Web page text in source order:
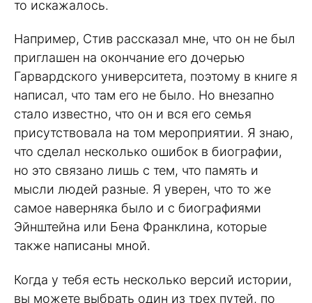
то искажалось.
Например, Стив рассказал мне, что он не был
приглашен на окончание его дочерью
Гарвардского университета, поэтому в книге я
написал, что там его не было. Но внезапно
стало известно, что он и вся его семья
присутствовала на том мероприятии. Я знаю,
что сделал несколько ошибок в биографии,
но это связано лишь с тем, что память и
мысли людей разные. Я уверен, что то же
самое наверняка было и с биографиями
Эйнштейна или Бена Франклина, которые
также написаны мной.
Когда у тебя есть несколько версий истории,
вы можете выбрать один из трех путей, по